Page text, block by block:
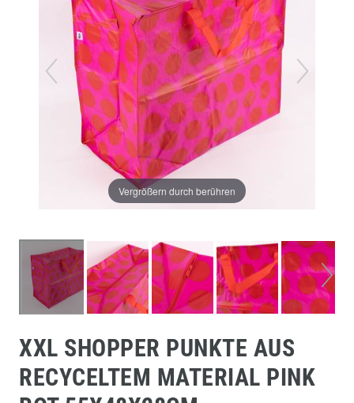
Vergrößern durch berühren
XXL SHOPPER PUNKTE AUS
RECYCELTEM MATERIAL PINK